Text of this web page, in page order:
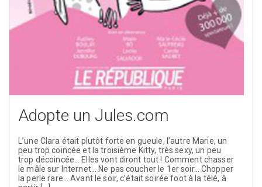
Adopte un Jules.com
L’une Clara était plutôt forte en gueule, l’autre Marie, un
peu trop coincée et la troisième Kitty, très sexy, un peu
trop décoincée… Elles vont diront tout ! Comment chasser
le mâle sur Internet… Ne pas coucher le 1er soir… Chopper
la perle rare… Avant le soir, c’était soirée foot à la télé, à